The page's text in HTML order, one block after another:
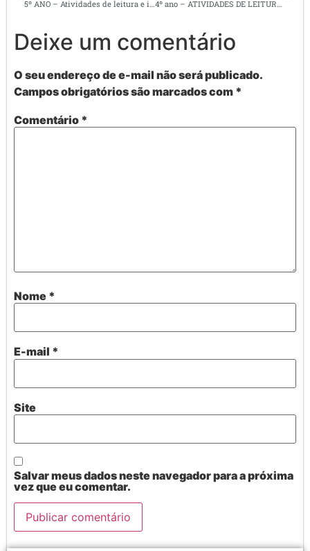
5º ANO – Atividades de leitura e interpretaação de textos 4º ano – ATIVIDADES DE LEITURA E INTERPRETAÇÃO DE TEXTOS
Deixe um comentário
O seu endereço de e-mail não será publicado.
Campos obrigatórios são marcados com *
Comentário *
Nome *
E-mail *
Site
Salvar meus dados neste navegador para a próxima
vez que eu comentar.